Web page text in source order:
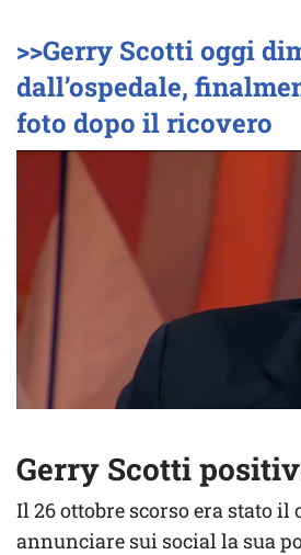
>>Gerry Scotti oggi
dall’ospedale,
foto dopo il ricovero
Gerry Scotti
Il 26 ottobre scorso era stato il
annunciare sui social la sua